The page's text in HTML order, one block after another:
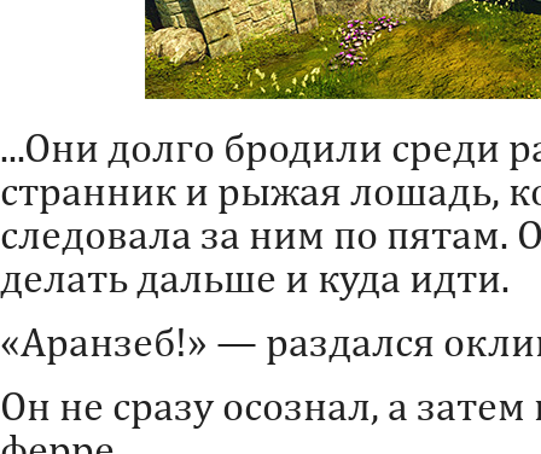
...Они долго бродили среди
странник и рыжая лошадь,
следовала за ним по пятам.
делать дальше и куда идти.
«Аранзеб!» — раздался
Он не сразу осознал, а